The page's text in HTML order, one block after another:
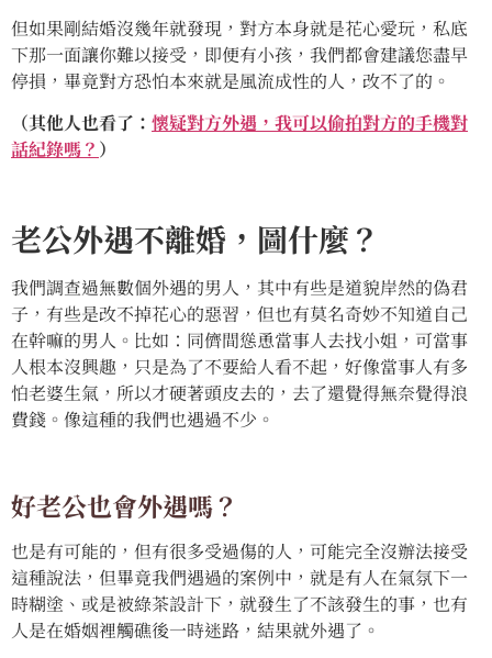
但如果剛結婚沒幾年就發現，對方本身就是花心愛玩，私底
下那一面讓你難以接受，即便有小孩，我們都會建議您盡早
停損，畢竟對方恐怕本來就是風流成性的人，改不了的。
（其他人也看了： 懷疑對方外遇，我可以偷拍對方的手機對
話紀錄嗎？ ）
老公外遇不離婚，圖什麼？
我們調查過無數個外遇的男人，其中有些是道貌岸然的偽君
子，有些是改不掉花心的惡習，但也有莫名奇妙不知道自己
在幹嘛的男人。比如：同儕間慫恿當事人去找小姐，可當事
人根本沒興趣，只是為了不要給人看不起，好像當事人有多
怕老婆生氣，所以才硬著頭皮去的，去了還覺得無奈覺得浪
費錢。像這種的我們也遇過不少。
好老公也會外遇嗎？
也是有可能的，但有很多受過傷的人，可能完全沒辦法接受
這種說法，但畢竟我們遇過的案例中，就是有人在氣氛下一
時糊塗、或是被綠茶設計下，就發生了不該發生的事，也有
人是在婚姻裡觸礁後一時迷路，結果就外遇了。